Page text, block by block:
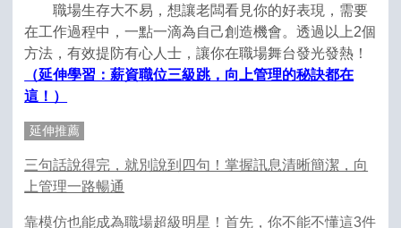
職場生存大不易，想讓老闆看見你的好表現，需要
在工作過程中，一點一滴為自己創造機會。透過以上2個
方法，有效提防有心人士，讓你在職場舞台發光發熱！
（延伸學習：薪資職位三級跳，向上管理的秘訣都在
這！）
延伸推薦
三句話說得完，就別說到四句！掌握訊息清晰簡潔，向
上管理一路暢通
靠模仿也能成為職場超級明星！首先，你不能不懂這3件